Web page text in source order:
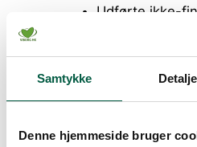
Samtykke
Denne hjemmeside bruger
Udførte ikke-
af
påbegyndt
at